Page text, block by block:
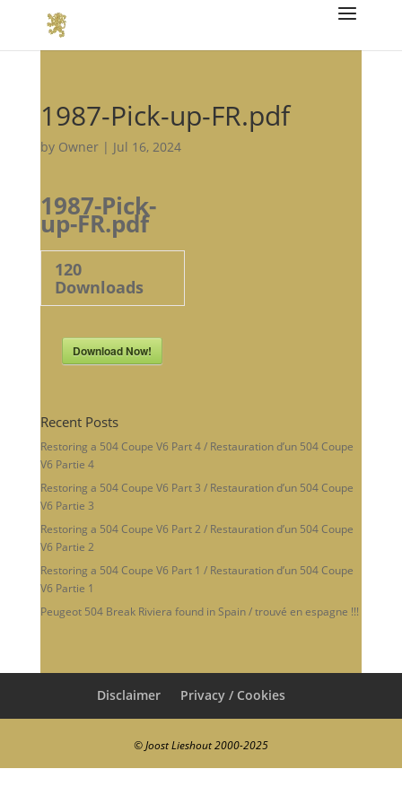
1987-Pick-up-FR.pdf
by Owner| Jul 16, 2024
1987-Pick-
up-FR.pdf
120
Downloads
Download Now!
Recent Posts
Restoring a 504 Coupe V6 Part 4 / Restauration d’un 504 Coupe
V6 Partie 4
Restoring a 504 Coupe V6 Part 3 / Restauration d’un 504 Coupe
V6 Partie 3
Restoring a 504 Coupe V6 Part 2 / Restauration d’un 504 Coupe
V6 Partie 2
Restoring a 504 Coupe V6 Part 1 / Restauration d’un 504 Coupe
V6 Partie 1
Peugeot 504 Break Riviera found in Spain / trouvé en espagne !!!
Disclaimer Privacy / Cookies
© Joost Lieshout 2000-2025